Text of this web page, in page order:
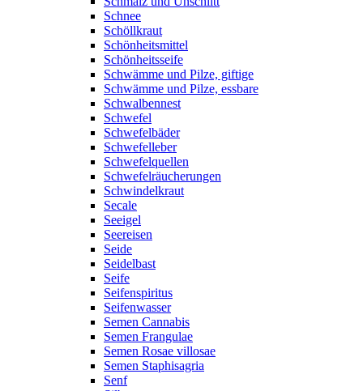
Schnee
Schöllkraut
Schönheitsmittel
Schönheitsseife
Schwämme und Pilze, giftige
Schwämme und Pilze, essbare
Schwalbennest
Schwefel
Schwefelbäder
Schwefelleber
Schwefelquellen
Schwefelräucherungen
Schwindelkraut
Secale
Seeigel
Seereisen
Seide
Seidelbast
Seife
Seifenspiritus
Seifenwasser
Semen Cannabis
Semen Frangulae
Semen Rosae villosae
Semen Staphisagria
Senf